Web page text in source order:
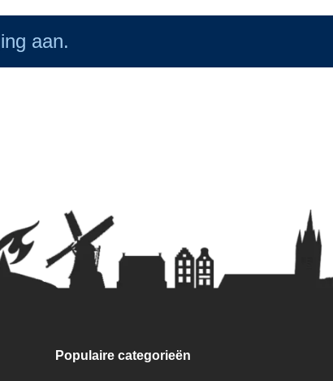
aan.
Populaire categorieën